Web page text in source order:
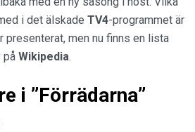
i det älskade TV4-programmet är
presenterat, men nu finns en lista
på Wikipedia.
i ”Förrädarna”